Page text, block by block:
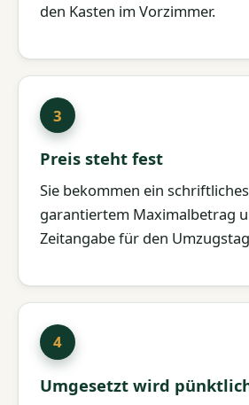
den Kasten im Vorzimmer.
Preis steht fest
Sie bekommen ein
garantiertem Maximalbetrag
Zeitangabe für den
Umgesetzt wird